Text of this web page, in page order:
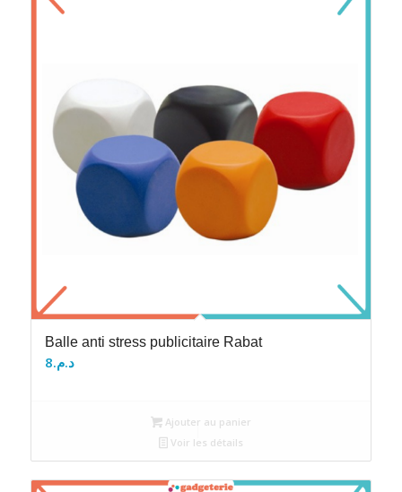
Balle anti stress publicitaire Rabat
د.م.8
Ajouter au panier
Voir les détails